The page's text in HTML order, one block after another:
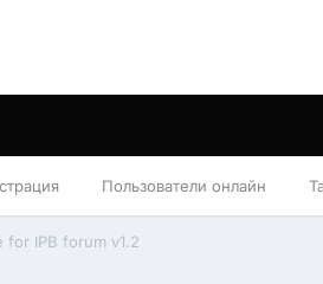
Пользователи онлайн
for IPB forum v1.2